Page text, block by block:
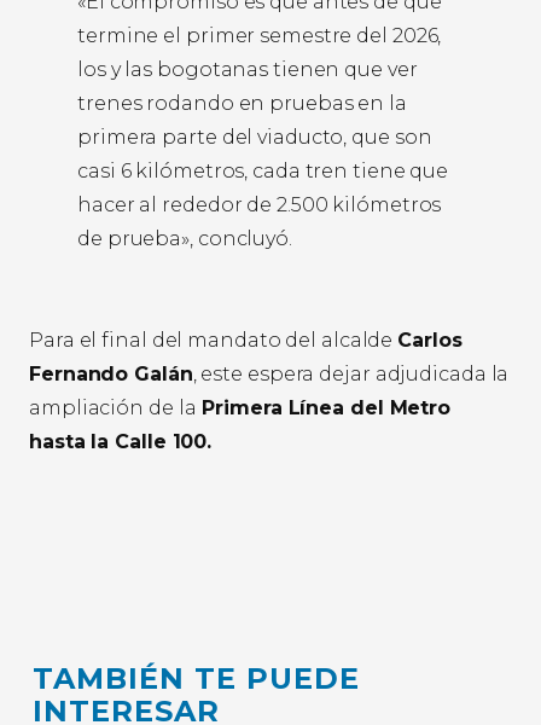
termine el primer semestre del 2026,
los y las bogotanas tienen que ver
trenes rodando en pruebas en la
primera parte del viaducto, que son
casi 6 kilómetros, cada tren tiene que
hacer al rededor de 2.500 kilómetros
de prueba», concluyó.
Para el final del mandato del alcalde Carlos
Fernando Galán, este espera dejar adjudicada la
ampliación de la Primera Línea del Metro
hasta la Calle 100.
TAMBIÉN TE PUEDE
INTERESAR